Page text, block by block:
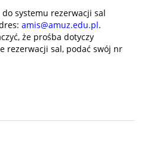
systemu rezerwacji sal
amis@amuz.edu.pl.
że prośba dotyczy
rezerwacji sal, podać swój nr